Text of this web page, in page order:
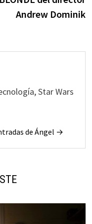
Andrew Dominik
Star Wars
de Ángel →